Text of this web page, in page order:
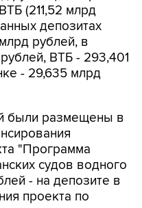
(211,52 млрд
депозитах
рублей, в
ВТБ - 293,401
- 29,635 млрд
были размещены в
"Программа
судов водного
- на депозите в
проекта по